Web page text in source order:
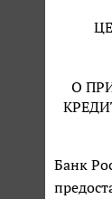
О
Банк